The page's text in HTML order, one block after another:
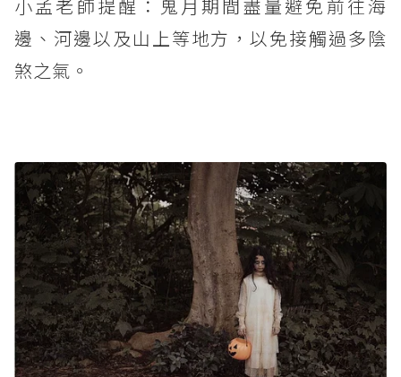
小孟老師提醒：鬼月期間盡量避免前往海
邊、河邊以及山上等地方，以免接觸過多陰
煞之氣。